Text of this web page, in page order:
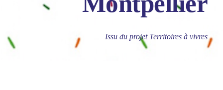
Issu du projet Territoires à vivres